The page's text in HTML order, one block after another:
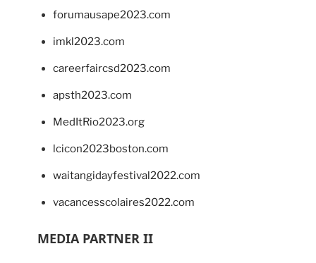
forumausape2023.com
imkl2023.com
careerfaircsd2023.com
apsth2023.com
MedItRio2023.org
lcicon2023boston.com
waitangidayfestival2022.com
vacancesscolaires2022.com
MEDIA PARTNER II